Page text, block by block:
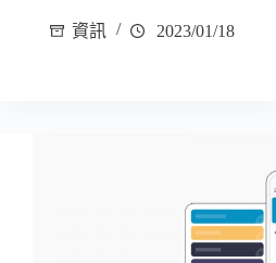
資訊 2023/01/18